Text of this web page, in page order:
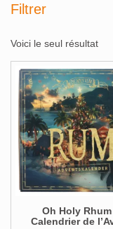
Filtrer
Alcools Bio
Bouteilles
Calendrier
Coffrets
Magnums et
Pays
Voici le seul résultat
Oh Holy Rhum
Calendrier de